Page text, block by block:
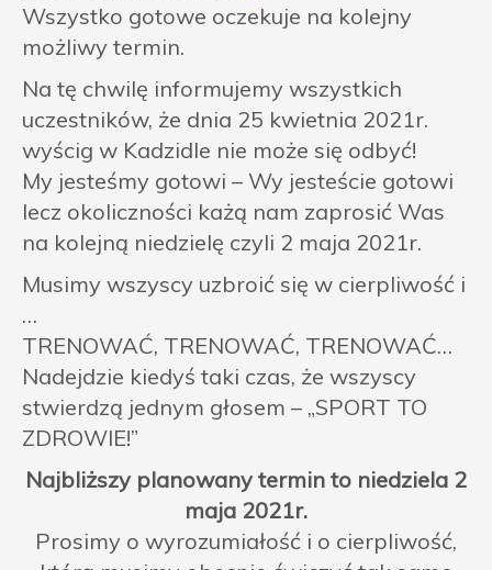
Wszystko gotowe oczekuje na kolejny
możliwy termin.
Na tę chwilę informujemy wszystkich
uczestników, że dnia 25 kwietnia 2021r.
wyścig w Kadzidle nie może się odbyć!
My jesteśmy gotowi – Wy jesteście gotowi
lecz okoliczności każą nam zaprosić Was
na kolejną niedzielę czyli 2 maja 2021r.
Musimy wszyscy uzbroić się w cierpliwość i
…
TRENOWAĆ, TRENOWAĆ, TRENOWAĆ…
Nadejdzie kiedyś taki czas, że wszyscy
stwierdzą jednym głosem – „SPORT TO
ZDROWIE!”
Najbliższy planowany termin to niedziela 2
maja 2021r.
Prosimy o wyrozumiałość i o cierpliwość,